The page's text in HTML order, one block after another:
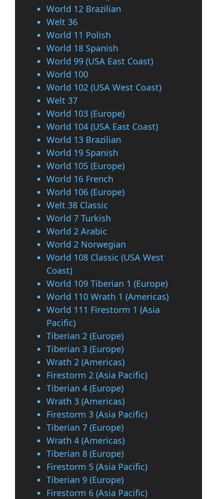
World 12 Brazilian
Welt 36
World 11 Polish
World 18 Spanish
World 99 (USA East Coast)
World 100
World 102 (USA West Coast)
Welt 37
World 103 (Europe)
World 104 (USA East Coast)
World 13 Brazilian
World 19 Spanish
World 105 (Europe)
World 16 French
World 106 (Europe)
Welt 38 Classic
World 7 Turkish
World 2 Arabic
World 2 Norwegian
World 108 Classic (USA West
Coast)
World 109 Tiberian 1 (Europe)
World 110 Wrath 1 (Americas)
World 111 Firestorm 1 (Asia
Pacific)
Tiberian 2 (Europe)
Tiberian 3 (Europe)
Wrath 2 (Americas)
Firestorm 2 (Asia Pacific)
Tiberian 4 (Europe)
Wrath 3 (Americas)
Firestorm 3 (Asia Pacific)
Tiberian 7 (Europe)
Wrath 4 (Americas)
Tiberian 8 (Europe)
Firestorm 5 (Asia Pacific)
Tiberian 9 (Europe)
Firestorm 6 (Asia Pacific)